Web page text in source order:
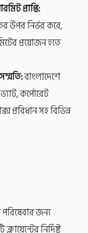
প্রাপ্তি:
উপর নির্ভর করে,
প্রয়োজন হতে
বাংলাদেশে
কর্পোরেট
সহ বিভিন্ন
জন্য
নির্দিষ্ট